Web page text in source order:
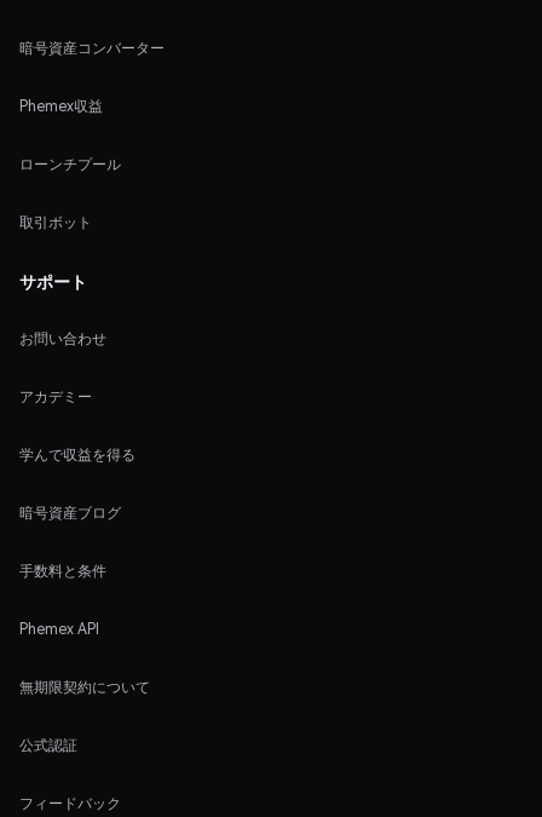
暗号資産コンバーター
Phemex収益
ローンチプール
取引ボット
サポート
お問い合わせ
アカデミー
学んで収益を得る
暗号資産ブログ
手数料と条件
Phemex API
無期限契約について
公式認証
フィードバック